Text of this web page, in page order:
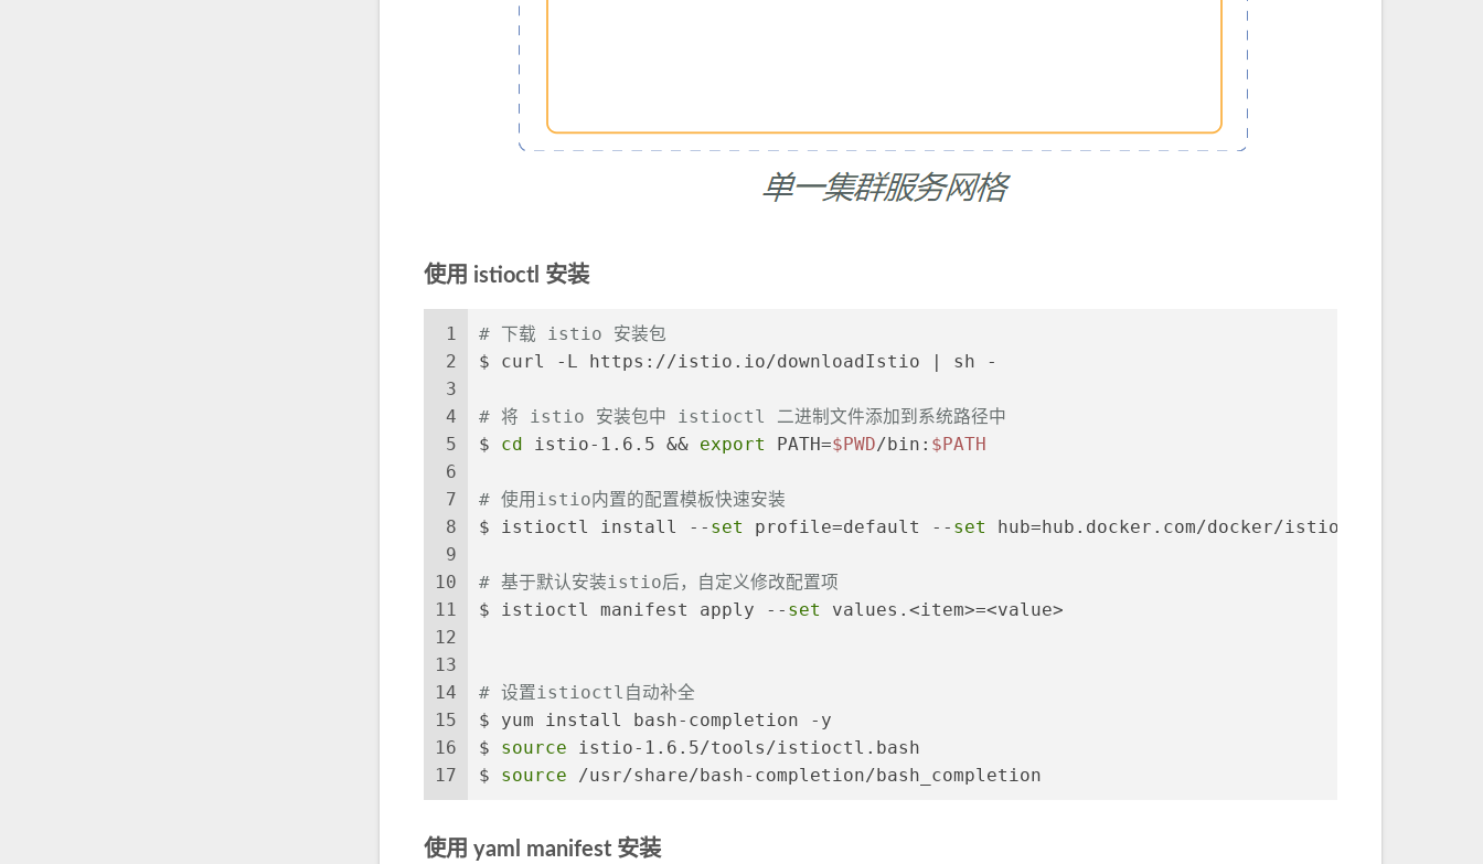
使用 istioctl 安装
1
2
3
4
5
6
7
8
9
10
11
12
13
14
15
16
17
# 下载 istio 安装包
$ curl -L https://istio.io/downloadIstio | sh -
# 将 istio 安装包中 istioctl 二进制文件添加到系统路径中
$ cd istio-1.6.5 && export PATH=$PWD/bin: $PATH
# 使用istio内置的配置模板快速安装
$ istioctl install -- set profile=default -- set hub=hub.docker.com/docker/istio
# 基于默认安装istio后，自定义修改配置项
$ istioctl manifest apply -- set values.<item>=<value>
# 设置istioctl自动补全
$ yum install bash-completion -y
$ source istio-1.6.5/tools/istioctl.bash
$ source /usr/share/bash-completion/bash_completion
使用 yaml manifest 安装